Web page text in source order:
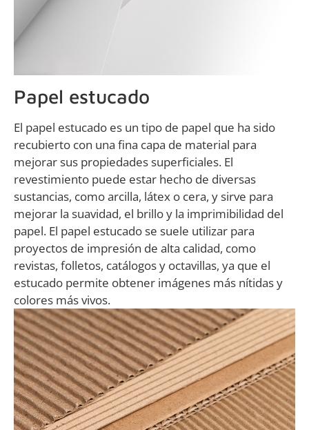
Papel estucado
El papel estucado es un tipo de papel que ha sido
recubierto con una fina capa de material para
mejorar sus propiedades superficiales. El
revestimiento puede estar hecho de diversas
sustancias, como arcilla, látex o cera, y sirve para
mejorar la suavidad, el brillo y la imprimibilidad del
papel. El papel estucado se suele utilizar para
proyectos de impresión de alta calidad, como
revistas, folletos, catálogos y octavillas, ya que el
estucado permite obtener imágenes más nítidas y
colores más vivos.